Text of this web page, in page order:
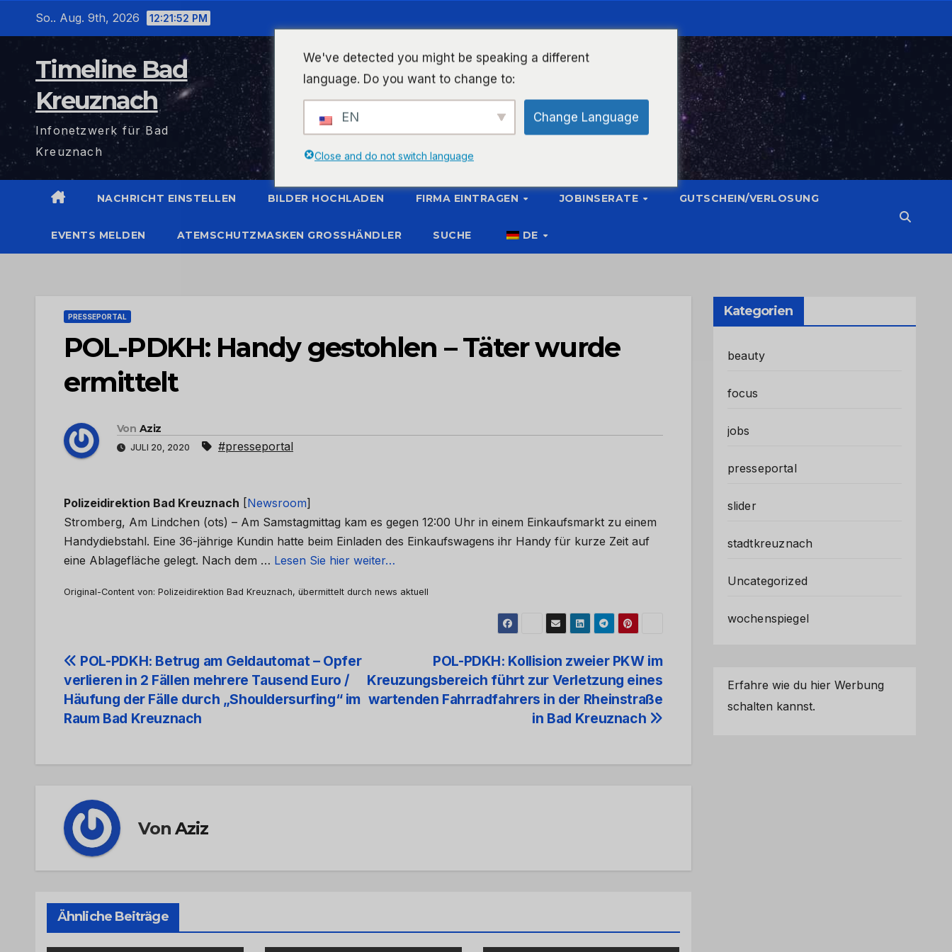
So.. Aug. 9th, 2026 12:21:52 PM
Timeline Bad
Kreuznach
Infonetzwerk für Bad
Kreuznach
NACHRICHT EINSTELLEN BILDER HOCHLADEN FIRMA EINTRAGEN JOBINSERATE GUTSCHEIN/VERLOSUNG
EVENTS MELDEN ATEMSCHUTZMASKEN GROSSHÄNDLER SUCHE DE
PRESSEPORTAL
POL-PDKH: Handy gestohlen – Täter wurde
ermittelt
Von Aziz
JULI 20, 2020 #presseportal
Polizeidirektion Bad Kreuznach [Newsroom]
Stromberg, Am Lindchen (ots) – Am Samstagmittag kam es gegen 12:00 Uhr in einem Einkaufsmarkt zu einem
Handydiebstahl. Eine 36-jährige Kundin hatte beim Einladen des Einkaufswagens ihr Handy für kurze Zeit auf
eine Ablagefläche gelegt. Nach dem … Lesen Sie hier weiter…
Original-Content von: Polizeidirektion Bad Kreuznach, übermittelt durch news aktuell
Beitrags-
Navigation
POL-PDKH: Kollision zweier PKW im
Kreuzungsbereich führt zur Verletzung eines
wartenden Fahrradfahrers in der Rheinstraße
in Bad Kreuznach
POL-PDKH: Betrug am Geldautomat – Opfer
verlieren in 2 Fällen mehrere Tausend Euro /
Häufung der Fälle durch „Shouldersurfing“ im
Raum Bad Kreuznach
VonAziz
Ähnliche Beiträge
Kategorien
beauty
focus
jobs
presseportal
slider
stadtkreuznach
Uncategorized
wochenspiegel
Erfahre wie du hier Werbung
schalten kannst.
We've detected you might be speaking a different
language. Do you want to change to:
EN Change Language
Close and do not switch language